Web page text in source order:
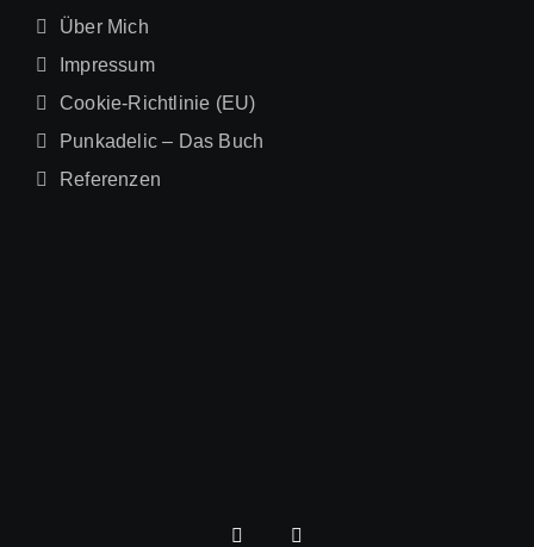
Über Mich
Impressum
Cookie-Richtlinie (EU)
Punkadelic – Das Buch
Referenzen